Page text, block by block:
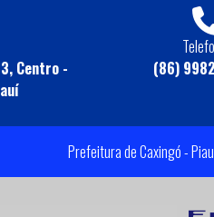
Centro -
(86)
Prefeitura de Caxingó -